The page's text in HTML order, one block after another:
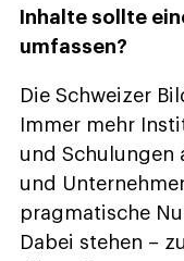
Inhalte sollte
umfassen?
Die Schweizer
Immer mehr
und Schulungen
und
pragmatische
Dabei stehen –